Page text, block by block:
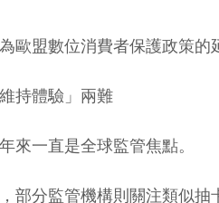
歐盟數位消費者保護政策的
持體驗」兩難
來一直是全球監管焦點。
部分監管機構則關注類似抽